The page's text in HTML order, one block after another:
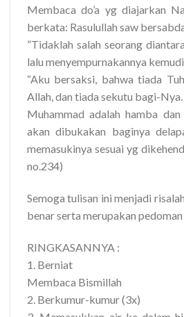
Membaca do’a yg diajarkan
berkata: Rasulullah saw
”Tidaklah salah seorang
lalu menyempurnakannya
“Aku bersaksi, bahwa tiada
Allah, dan tiada sekutu bagi-
Muhammad adalah hamba
akan dibukakan baginya
memasukinya sesuai yg
no.234)
Semoga tulisan ini menjadi
benar serta merupakan
RINGKASANNYA :
1. Berniat
Membaca Bismillah
2. Berkumur-kumur (3x)